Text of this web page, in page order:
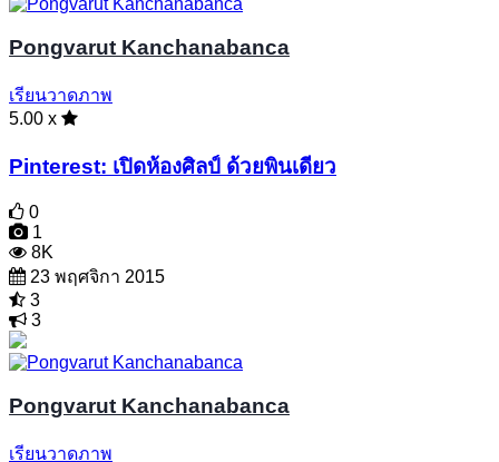
Pongvarut Kanchanabanca
เรียนวาดภาพ
5.00 x
Pinterest: เปิดห้องศิลป์ ด้วยพินเดียว
0
1
8K
23 พฤศจิกา 2015
3
3
Pongvarut Kanchanabanca
เรียนวาดภาพ